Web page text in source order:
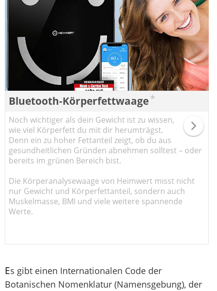
Bluetooth-Körperfettwaage*
Noch wichtiger als dein Gewicht ist zu wissen,
wie viel Körperfett du mit dir herumträgst.
Denn ein zu hoher Fettanteil zeigt, ob du aus
gesundheitlichen Gründen abnehmen solltest – oder
bereits im grünen Bereich bist.
Die Körperanalysewaage von Heimwert misst nicht
nur Gewicht und Körperfettanteil, sondern auch
Muskelmasse, BMI und viele weitere spannende
Werte.
Es gibt einen Internationalen Code der
Botanischen Nomenklatur (Namensgebung), der